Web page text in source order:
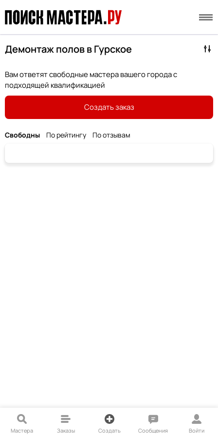
Демонтаж полов в Гурское
Вам ответят свободные мастера вашего города с
подходящей квалификацией
Создать заказ
Свободны По рейтингу По отзывам
Мастера Заказы Создать Сообщения Войти